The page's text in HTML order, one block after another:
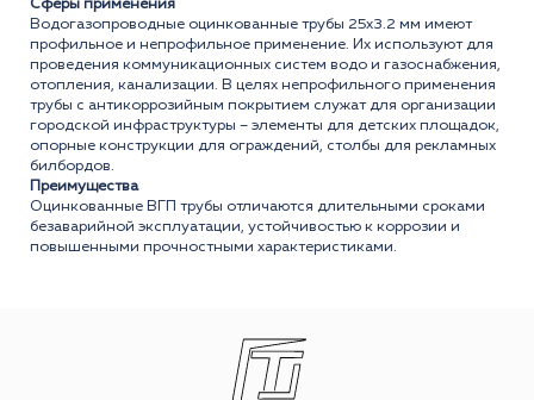
Сферы применения
Водогазопроводные оцинкованные трубы 25x3.2 мм имеют
профильное и непрофильное применение. Их используют для
проведения коммуникационных систем водо и газоснабжения,
отопления, канализации. В целях непрофильного применения
трубы с антикоррозийным покрытием служат для организации
городской инфраструктуры – элементы для детских площадок,
опорные конструкции для ограждений, столбы для рекламных
билбордов.
Преимущества
Оцинкованные ВГП трубы отличаются длительными сроками
безаварийной эксплуатации, устойчивостью к коррозии и
повышенными прочностными характеристиками.